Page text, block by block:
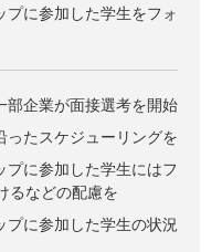
プに参加した学生をフォ
部企業が面接選考を開始
ったスケジューリングを
プに参加した学生にはフ
るなどの配慮を
プに参加した学生の状況